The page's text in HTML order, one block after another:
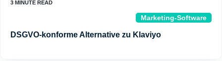
Marketing-Software
DSGVO-konforme Alternative zu Klaviyo